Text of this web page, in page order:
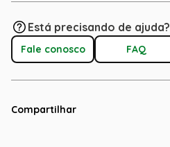
Está precisando de ajuda?
Fale conosco FAQ
Compartilhar